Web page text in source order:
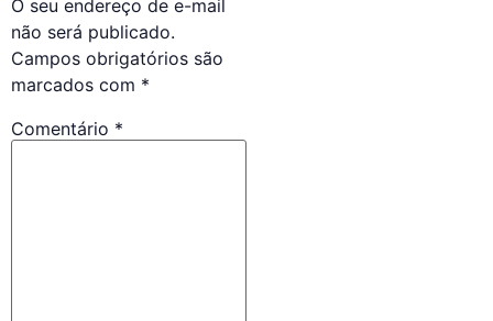
O seu endereço de e-mail
não será publicado.
Campos obrigatórios são
marcados com *
Comentário *